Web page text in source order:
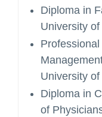
Diploma in
University
University
Diploma in
of